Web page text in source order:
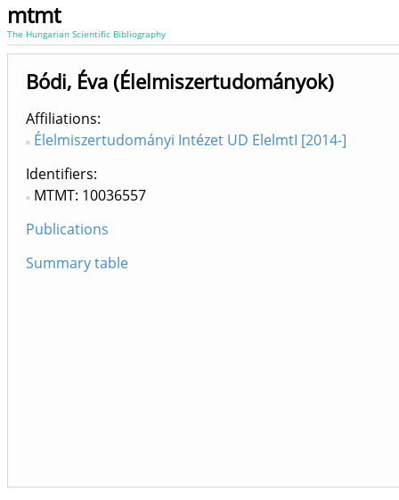
mtmt
The Hungarian Scientific Bibliography
Bódi, Éva (Élelmiszertudományok)
Affiliations
Élelmiszertudományi Intézet UD ElelmtI [2014-]
Identifiers
MTMT: 10036557
Publications
Summary table